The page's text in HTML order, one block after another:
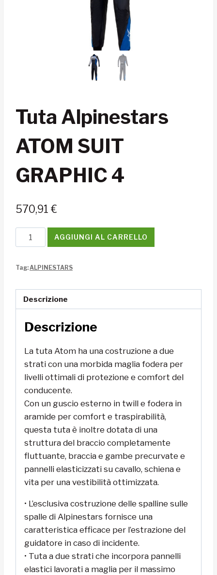
Tuta Alpinestars
ATOM SUIT
GRAPHIC 4
570,91 €
Tuta
Alpinestars
SUIT
quantità
AGGIUNGI AL CARRELLO
Tag:ALPINESTARS
Descrizione
Descrizione
La tuta Atom ha una costruzione a due
strati con una morbida maglia fodera per
livelli ottimali di protezione e comfort del
conducente.
Con un guscio esterno in twill e fodera in
aramide per comfort e traspirabilità,
questa tuta è inoltre dotata di una
struttura del braccio completamente
fluttuante, braccia e gambe precurvate e
pannelli elasticizzati su cavallo, schiena e
vita per una vestibilità ottimizzata.
• L’esclusiva costruzione delle spalline sulle
spalle di Alpinestars fornisce una
caratteristica efficace per l’estrazione del
guidatore in caso di incidente.
• Tuta a due strati che incorpora pannelli
elastici lavorati a maglia per il massimo